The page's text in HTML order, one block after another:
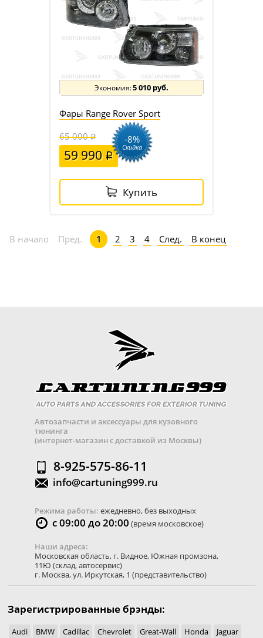
5 010 руб.
Фары Range Rover Sport
65 000
59 990
-8%
Скидка
Купить
В начало Пред. 1 2 3 4 След. В конец
Автозапчасти и аксессуары для кузовного
тюнинга
(интернет-магазин с доставкой из Москвы)
8-925-575-86-11
info@cartuning999.ru
Режима работы: ежедневно, без выходных
с 09:00 до 20:00 (время московское)
Наши адреса:
Московская область, г. Видное, Южная промзона,
11Ю (склад, автосервис)
г. Москва,ул. Иркутская, 1 (представительство)
Зарегистрированные брэнды:
Audi BMW Cadillac Chevrolet Great-Wall Honda
Jaguar